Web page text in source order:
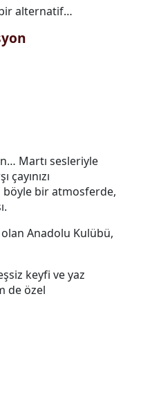
alternatif…
Martı sesleriyle
böyle bir atmosferde,
olan Anadolu Kulübü,
keyfi ve yaz
de özel